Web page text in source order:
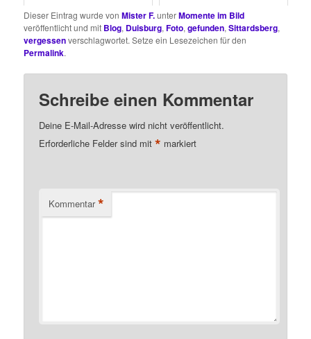
Dieser Eintrag wurde vonMister F.unterMomente im Bild
veröffentlicht und mit Blog, Duisburg,Foto,gefunden,Sittardsberg,
vergessenverschlagwortet. Setze ein Lesezeichen für den
Permalink.
Schreibe einen Kommentar
Deine E-Mail-Adresse wird nicht veröffentlicht.
Erforderliche Felder sind mit* markiert
Kommentar *